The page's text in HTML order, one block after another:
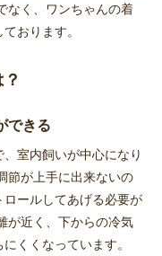
なく、ワンちゃんの着
おります。
できる
室内飼いが中心になり
節が上手に出来ないの
ールしてあげる必要が
が近く、下からの冷気
くくなっています。